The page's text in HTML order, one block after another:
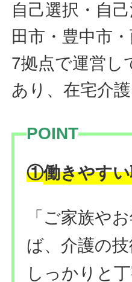
自己選択・自
田市・豊中市
7拠点で運営し
あり、在宅介
POINT
①働きやす
「ご家族や
ば、介護の
しっかりと